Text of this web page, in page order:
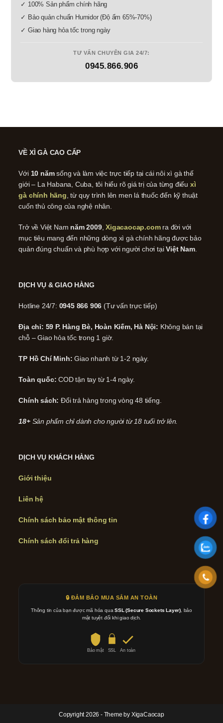
✓ 100% Sản phẩm chính hãng
✓ Bảo quản chuẩn Humidor (Độ ẩm 65%-70%)
✓ Giao hàng hỏa tốc trong ngày
TƯ VẤN CHUYÊN GIA 24/7:
0945.866.906
VỀ XÌ GÀ CAO CẤP
Với 10 nămsống và làm việc trực tiếp tại cái nôi xì gà thế
giới – La Habana, Cuba, tôi hiểu rõ giá trị của từng điếu xì
gà chính hãng , từ quy trình lên men lá thuốc đến kỹ thuật
cuốn thủ công của nghệ nhân.
Trở về Việt Nam năm 2009,Xigacaocap.comra đời với
mục tiêu mang đến những dòng xì gà chính hãng được bảo
quản đúng chuẩn và phù hợp với người chơi tạiViệt Nam.
DỊCH VỤ & GIAO HÀNG
Hotline 24/7: 0945 866 906 (Tư vấn trực tiếp)
Địa chỉ: 59 P. Hàng Bè, Hoàn Kiếm, Hà Nội: Không bán tại
chỗ – Giao hỏa tốc trong 1 giờ.
TP Hồ Chí Minh: Giao nhanh từ 1-2 ngày.
Toàn quốc: COD tận tay từ 1-4 ngày.
Chính sách: Đổi trả hàng trong vòng 48 tiếng.
18+ Sản phẩm chỉ dành cho người từ 18 tuổi trở lên.
DỊCH VỤ KHÁCH HÀNG
Giới thiệu
Liên hệ
Chính sách bảo mật thông tin
Chính sách đổi trả hàng
🔒 ĐẢM BẢO MUA SẮM AN TOÀN
Thông tin của bạn được mã hóa quaSSL (Secure Sockets Layer) , bảo
mật tuyệt đối khi giao dịch.
Bảo mật SSL An toàn
Copyright 2026 - Theme by XigaCaocap